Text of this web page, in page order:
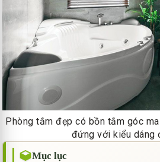
Phòng tắm đẹp có bồn tắm góc
đứng với kiểu dáng
Mục lục